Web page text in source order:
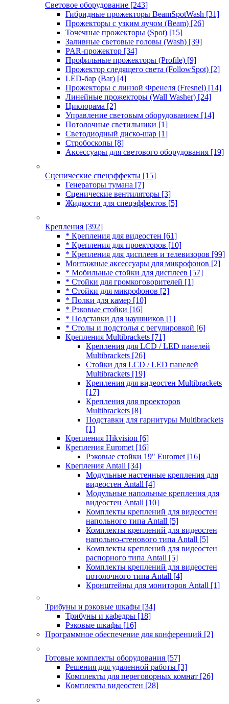
Световое оборудование [243]
Гибридные прожекторы BeamSpotWash [31]
Прожекторы с узким лучом (Beam) [26]
Точечные прожекторы (Spot) [15]
Заливные световые головы (Wash) [39]
PAR-прожектор [34]
Профильные прожекторы (Profile) [9]
Прожектор следящего света (FollowSpot) [2]
LED-бар (Bar) [4]
Прожекторы с линзой Френеля (Fresnel) [14]
Линейные прожекторы (Wall Washer) [24]
Циклорама [2]
Управление световым оборудованием [14]
Потолочные светильники [1]
Светодиодный диско-шар [1]
Стробоскопы [8]
Аксессуары для светового оборудования [19]
Сценические спецэффекты [15]
Генераторы тумана [7]
Сценические вентиляторы [3]
Жидкости для спецэффектов [5]
Крепления [392]
* Крепления для видеостен [61]
* Крепления для проекторов [10]
* Крепления для дисплеев и телевизоров [99]
Монтажные аксессуары для микрофонов [2]
* Мобильные стойки для дисплеев [57]
* Стойки для громкоговорителей [1]
* Стойки для микрофонов [2]
* Полки для камер [10]
* Рэковые стойки [16]
* Подставки для наушников [1]
* Столы и подстолья с регулировкой [6]
Крепления Multibrackets [71]
Крепления для LCD / LED панелей
Multibrackets [26]
Стойки для LCD / LED панелей
Multibrackets [19]
Крепления для видеостен Multibrackets
[17]
Крепления для проекторов
Multibrackets [8]
Подставки для гарнитуры Multibrackets
[1]
Крепления Hikvision [6]
Крепления Euromet [16]
Рэковые стойки 19" Euromet [16]
Крепления Antall [34]
Модульные настенные крепления для
видеостен Antall [4]
Модульные напольные крепления для
видеостен Antall [10]
Комплекты креплений для видеостен
напольного типа Antall [5]
Комплекты креплений для видеостен
напольно-стенового типа Antall [5]
Комплекты креплений для видеостен
распорного типа Antall [5]
Комплекты креплений для видеостен
потолочного типа Antall [4]
Кронштейны для мониторов Antall [1]
Трибуны и рэковые шкафы [34]
Трибуны и кафедры [18]
Рэковые шкафы [16]
Программное обеспечение для конференций [2]
Готовые комплекты оборудования [57]
Решения для удаленной работы [3]
Комплекты для переговорных комнат [26]
Комплекты видеостен [28]